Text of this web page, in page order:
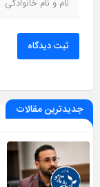
ثبت دیدگاه
جدیدترین مقالات